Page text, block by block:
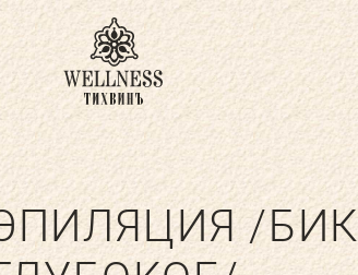
ВЗРОСЛЫХ ДЛЯ ДЕТЕЙ
ЗОНА УСЛУГИ
/